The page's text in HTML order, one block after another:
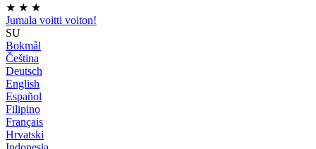
★ ★ ★
Jumala voitti voiton!
SU
Bokmål
Čeština
Deutsch
English
Español
Filipino
Français
Hrvatski